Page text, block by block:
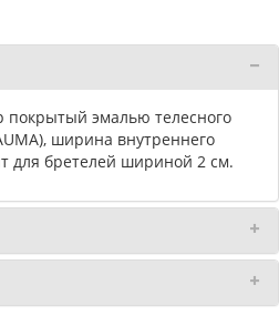
покрытый эмалью телесного
ширина внутреннего
для бретелей шириной 2 см.